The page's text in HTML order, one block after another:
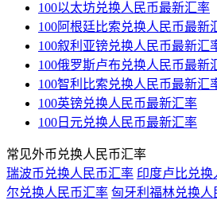
100以太坊兑换人民币最新汇率
100阿根廷比索兑换人民币最新
100叙利亚镑兑换人民币最新汇
100俄罗斯卢布兑换人民币最新
100智利比索兑换人民币最新汇
100英镑兑换人民币最新汇率
100日元兑换人民币最新汇率
常见外币兑换人民币汇率
瑞波币兑换人民币汇率 印度卢比兑换
尔兑换人民币汇率 匈牙利福林兑换人